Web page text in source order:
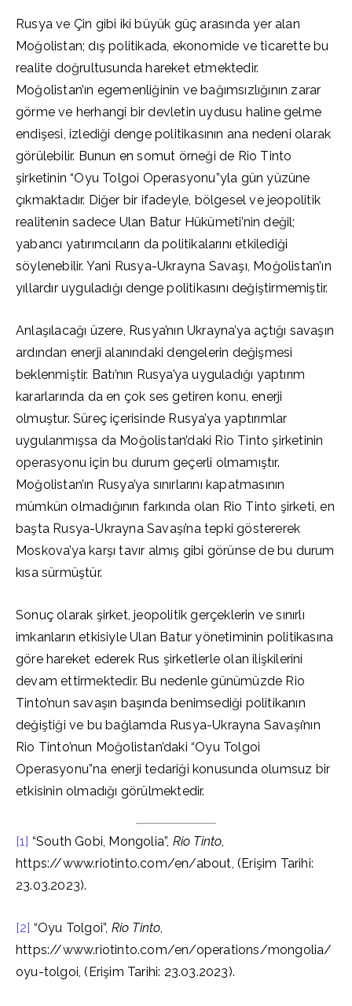
Rusya ve Çin gibi iki büyük güç arasında yer alan
Moğolistan; dış politikada, ekonomide ve ticarette bu
realite doğrultusunda hareket etmektedir.
Moğolistan’ın egemenliğinin ve bağımsızlığının zarar
görme ve herhangi bir devletin uydusu haline gelme
endişesi, izlediği denge politikasının ana nedeni olarak
görülebilir. Bunun en somut örneği de Rio Tinto
şirketinin “Oyu Tolgoi Operasyonu”yla gün yüzüne
çıkmaktadır. Diğer bir ifadeyle, bölgesel ve jeopolitik
realitenin sadece Ulan Batur Hükümeti’nin değil;
yabancı yatırımcıların da politikalarını etkilediği
söylenebilir. Yani Rusya-Ukrayna Savaşı, Moğolistan’ın
yıllardır uyguladığı denge politikasını değiştirmemiştir.
Anlaşılacağı üzere, Rusya’nın Ukrayna’ya açtığı savaşın
ardından enerji alanındaki dengelerin değişmesi
beklenmiştir. Batı’nın Rusya’ya uyguladığı yaptırım
kararlarında da en çok ses getiren konu, enerji
olmuştur. Süreç içerisinde Rusya’ya yaptırımlar
uygulanmışsa da Moğolistan’daki Rio Tinto şirketinin
operasyonu için bu durum geçerli olmamıştır.
Moğolistan’ın Rusya’ya sınırlarını kapatmasının
mümkün olmadığının farkında olan Rio Tinto şirketi, en
başta Rusya-Ukrayna Savaşı’na tepki göstererek
Moskova’ya karşı tavır almış gibi görünse de bu durum
kısa sürmüştür.
Sonuç olarak şirket, jeopolitik gerçeklerin ve sınırlı
imkanların etkisiyle Ulan Batur yönetiminin politikasına
göre hareket ederek Rus şirketlerle olan ilişkilerini
devam ettirmektedir. Bu nedenle günümüzde Rio
Tinto’nun savaşın başında benimsediği politikanın
değiştiği ve bu bağlamda Rusya-Ukrayna Savaşı’nın
Rio Tinto’nun Moğolistan’daki “Oyu Tolgoi
Operasyonu”na enerji tedariği konusunda olumsuz bir
etkisinin olmadığı görülmektedir.
[1] “South Gobi, Mongolia”, Rio Tinto,
https://www.riotinto.com/en/about, (Erişim Tarihi:
23.03.2023).
[2] “Oyu Tolgoi”, Rio Tinto,
https://www.riotinto.com/en/operations/mongolia/
oyu-tolgoi, (Erişim Tarihi: 23.03.2023).